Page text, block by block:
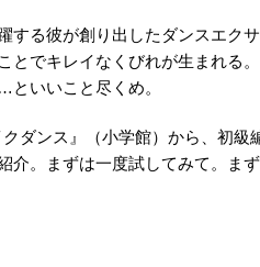
する彼が創り出したダンスエク
とでキレイなくびれが生まれる
いいこと尽くめ。
ダンス』（小学館）から、初級
介。まずは一度試してみて。ま